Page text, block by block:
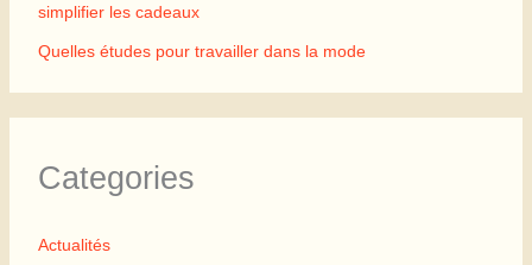
simplifier les cadeaux
Quelles études pour travailler dans la mode
Categories
Actualités